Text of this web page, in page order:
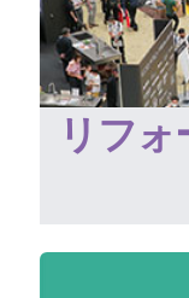
リフォ